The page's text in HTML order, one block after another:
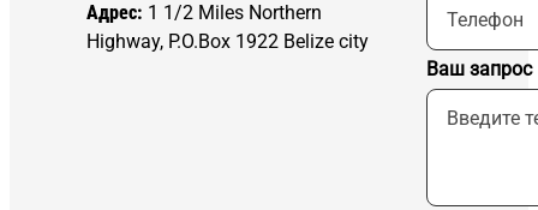
Адрес: 1 1/2 Miles Northern
Highway, P.O.Box 1922 Belize city
Ваш запрос